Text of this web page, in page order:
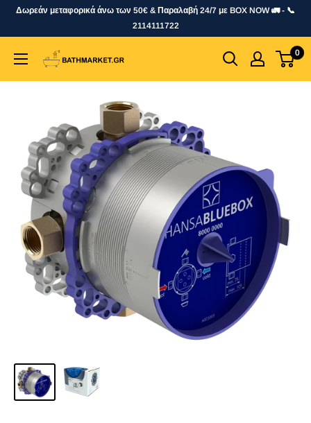
SkipΔωρεάν μεταφορικά άνω των 50€ & Παραλαβή 24/7 με BOX NOW 🚛 - 📞
2114111722
bathmarket.gr 0